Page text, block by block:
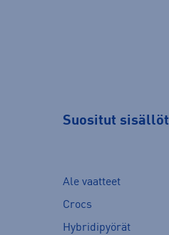
Suositut sisällöt
Ale vaatteet
Crocs
Hybridipyörät